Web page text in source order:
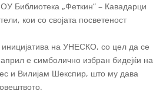
Библиотека „Феткин“ – Кавадарци
кои со својата посветеност
иницијатива на УНЕСКО, со цел да се
е симболично избран бидејќи на
и Вилијам Шекспир, што му дава